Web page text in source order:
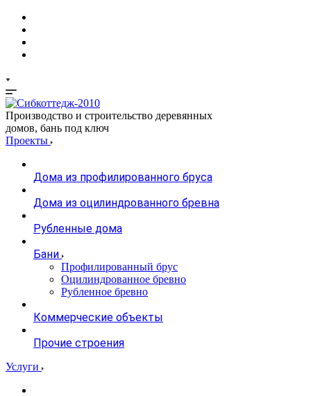
Производство и строительство деревянных
домов, бань под ключ
Проекты
Дома из профилированного бруса
Дома из оцилиндрованного бревна
Рубленные дома
Бани
Профилированный брус
Оцилиндрованное бревно
Рубленное бревно
Коммерческие объекты
Прочие строения
Услуги